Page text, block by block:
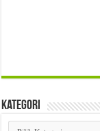
Kategori
Kategori